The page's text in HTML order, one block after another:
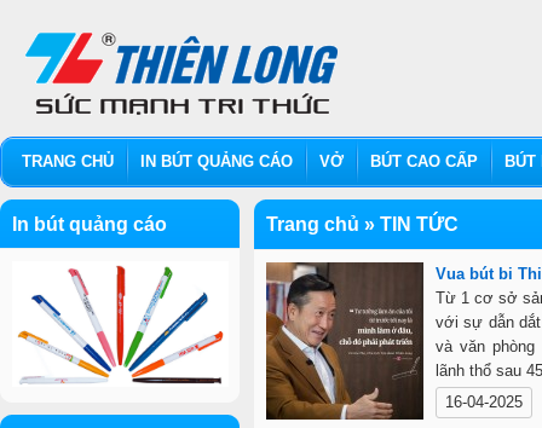
Vua bút bi
Từ 1 cơ sở
với sự dẫn
và văn
lãnh thổ sau
16-04-2025
Trang chủ » TIN TỨC
In bút quảng cáo
TRANG CHỦ IN BÚT QUẢNG CÁO VỞ BÚT CAO CẤP BÚT